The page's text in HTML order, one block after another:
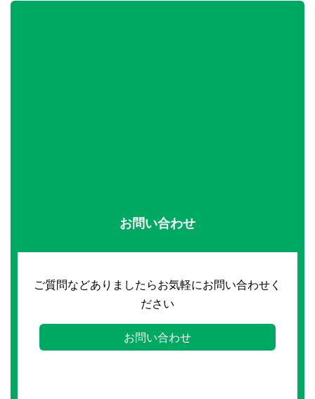
お問い合わせ
ご質問などありましたらお気軽にお問い合わせく
ださい
お問い合わせ